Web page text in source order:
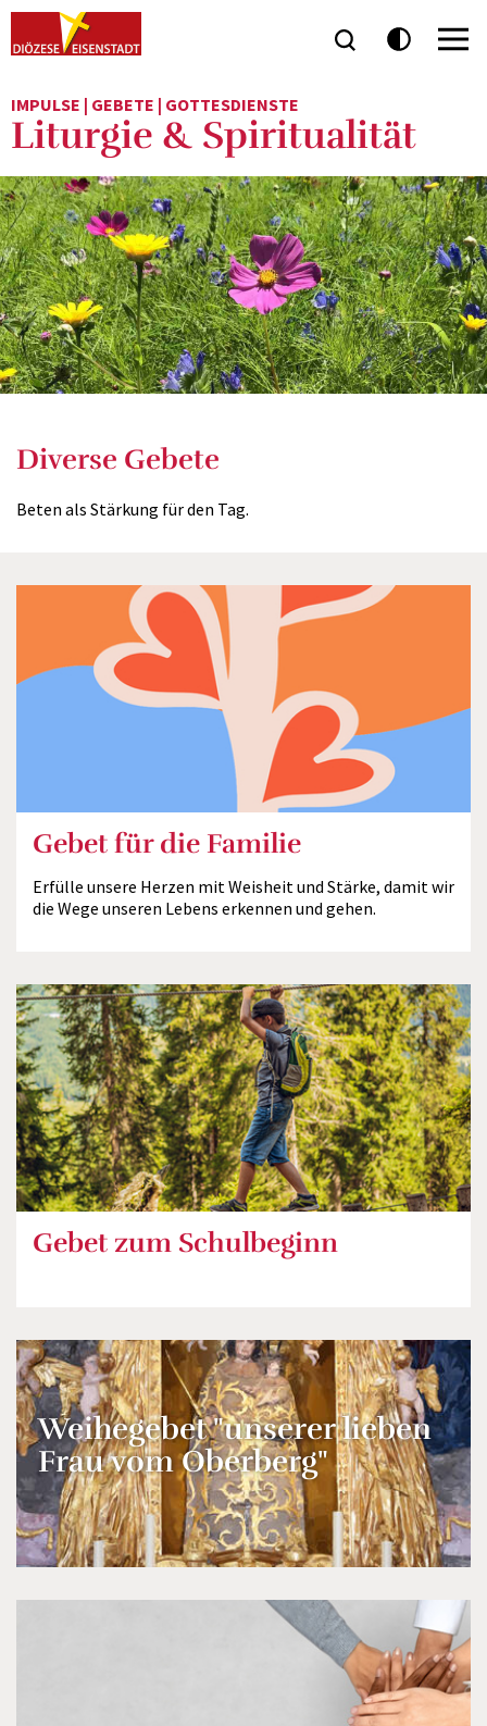
IMPULSE | GEBETE | GOTTESDIENSTE
Liturgie & Spiritualität
Diverse Gebete
Beten als Stärkung für den Tag.
Gebet für die Familie
Erfülle unsere Herzen mit Weisheit und Stärke, damit wir
die Wege unseren Lebens erkennen und gehen.
Gebet zum Schulbeginn
Weihegebet "unserer lieben
Frau vom Oberberg"